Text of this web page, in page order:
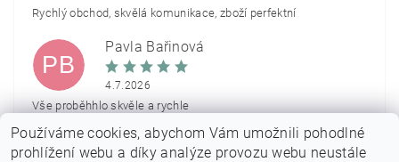
Rychlý obchod, skvělá komunikace, zboží perfektní
PB
Pavla Bařinová
4.7.2026
Vše proběhhlo skvěle a rychle
Zobrazit další hodnocení
Používáme cookies, abychom Vám umožnili pohodlné
prohlížení webu a díky analýze provozu webu neustále